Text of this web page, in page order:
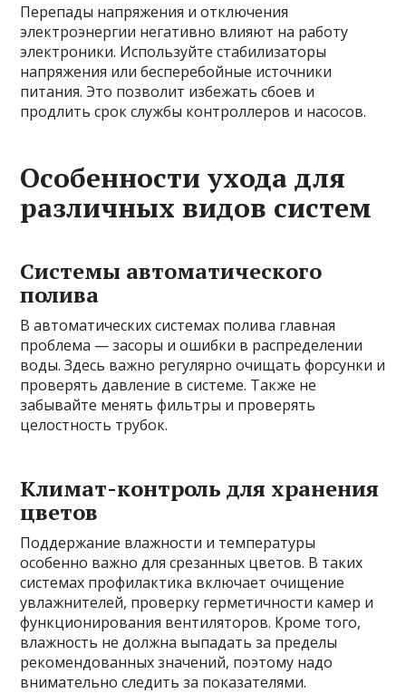
Перепады напряжения и отключения
электроэнергии негативно влияют на работу
электроники. Используйте стабилизаторы
напряжения или бесперебойные источники
питания. Это позволит избежать сбоев и
продлить срок службы контроллеров и насосов.
Особенности ухода для
различных видов систем
Системы автоматического
полива
В автоматических системах полива главная
проблема — засоры и ошибки в распределении
воды. Здесь важно регулярно очищать форсунки и
проверять давление в системе. Также не
забывайте менять фильтры и проверять
целостность трубок.
Климат-контроль для хранения
цветов
Поддержание влажности и температуры
особенно важно для срезанных цветов. В таких
системах профилактика включает очищение
увлажнителей, проверку герметичности камер и
функционирования вентиляторов. Кроме того,
влажность не должна выпадать за пределы
рекомендованных значений, поэтому надо
внимательно следить за показателями.